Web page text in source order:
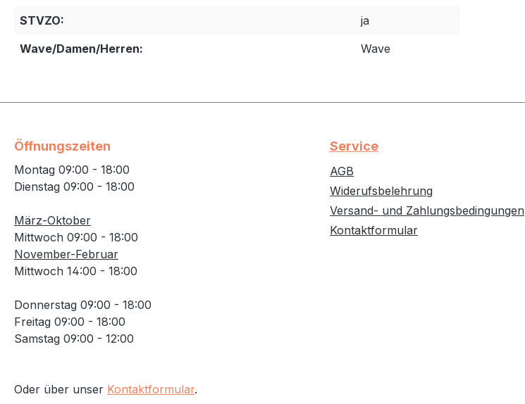
STVZO:
ja
Wave/Damen/Herren:
Wave
Öffnungszeiten
Montag 09:00 - 18:00
Dienstag 09:00 - 18:00
März-Oktober
Mittwoch 09:00 - 18:00
November-Februar
Mittwoch 14:00 - 18:00
Donnerstag 09:00 - 18:00
Freitag 09:00 - 18:00
Samstag 09:00 - 12:00
Oder über unser Kontaktformular.
Service
AGB
Widerufsbelehrung
Versand- und Zahlungsbedingungen
Kontaktformular